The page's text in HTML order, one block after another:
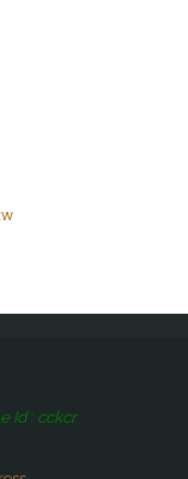
Id : cckcr